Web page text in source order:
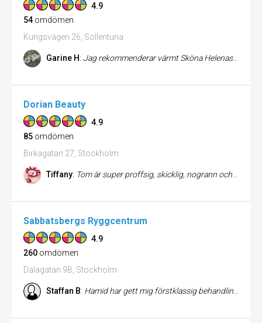
4.9
54 omdömen
Kungsvägen 26, Sollentuna
Garine H: Jag rekommenderar värmt Sköna Helenas Klinik! Man blir alltid väl bemött och omhändertagen av fantastiska och fina Noo...
Dorian Beauty
4.9
85 omdömen
Birkagatan 27, Stockholm
Tiffany: Tom är super proffsig, skicklig, nogrann och försiktig. Jag behöver inte ens bedövning. Han ser till att man är nöjd! O...
Sabbatsbergs Ryggcentrum
4.9
260 omdömen
Dalagatan 9B, Stockholm
Staffan B: Hamid har gett mig förstklassig behandling för mitt ryggskott. Mr Bond